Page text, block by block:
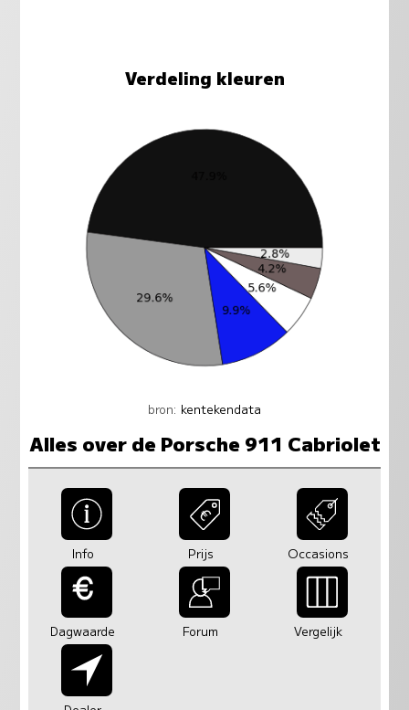
Verdeling kleuren
bron: kentekendata
Alles over de Porsche 911 Cabriolet
Info Prijs Occasions
Dagwaarde Forum Vergelijk